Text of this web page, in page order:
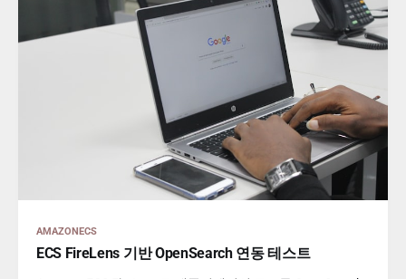
AMAZONECS
ECS FireLens 기반 OpenSearch 연동 테스트